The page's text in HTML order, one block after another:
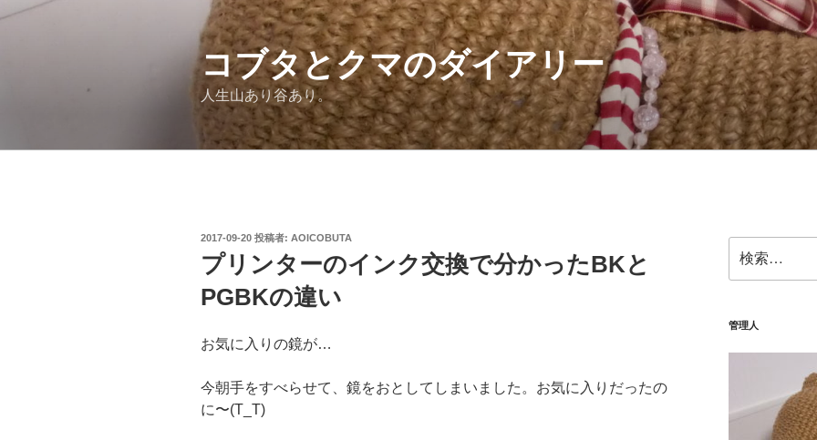
コブタとクマのダイアリー
人生山あり谷あり。
投
日:
2017-09-20 投稿者: AOICOBUTA
プリンターのインク交換で分かったBKと
PGBKの違い
お気に入りの鏡が…
今朝手をすべらせて、鏡をおとしてしまいました。お気に入りだったの
に〜(T_T)
索:
管理人